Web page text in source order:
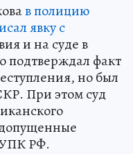
в полицию
явку с
и на суде в
подтверждал факт
но был
При этом суд
РФ.